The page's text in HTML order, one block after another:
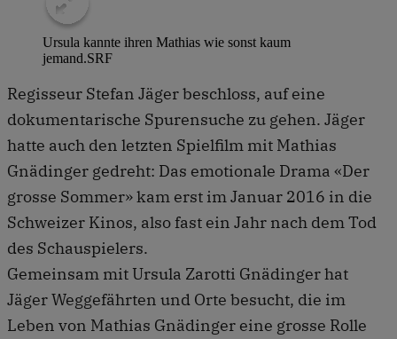
Ursula kannte ihren Mathias wie sonst kaum
jemand.SRF
Regisseur Stefan Jäger beschloss, auf eine
dokumentarische Spurensuche zu gehen. Jäger
hatte auch den letzten Spielfilm mit Mathias
Gnädinger gedreht: Das emotionale Drama «Der
grosse Sommer» kam erst im Januar 2016 in die
Schweizer Kinos, also fast ein Jahr nach dem Tod
des Schauspielers.
Gemeinsam mit Ursula Zarotti Gnädinger hat
Jäger Weggefährten und Orte besucht, die im
Leben von Mathias Gnädinger eine grosse Rolle